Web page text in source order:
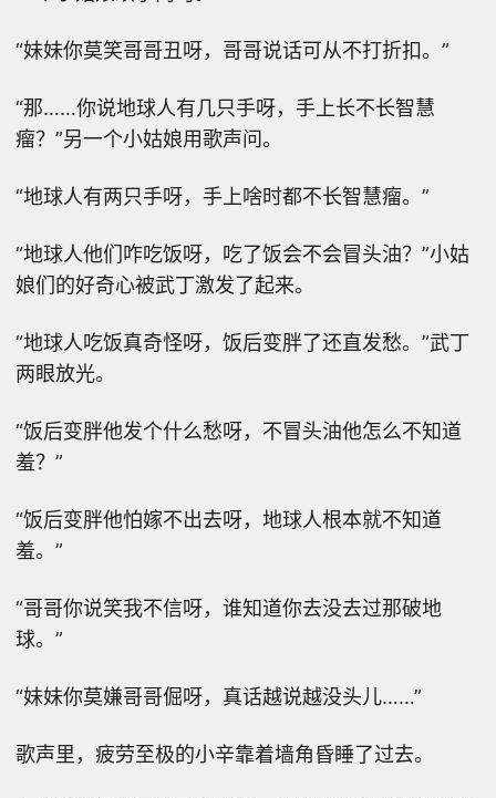
“妹妹你莫笑哥哥丑呀，哥哥说话可从不打折扣。”
“那……你说地球人有几只手呀，手上长不长智慧
瘤？”另一个小姑娘用歌声问。
“地球人有两只手呀，手上啥时都不长智慧瘤。”
“地球人他们咋吃饭呀，吃了饭会不会冒头油？”小姑
娘们的好奇心被武丁激发了起来。
“地球人吃饭真奇怪呀，饭后变胖了还直发愁。”武丁
两眼放光。
“饭后变胖他发个什么愁呀，不冒头油他怎么不知道
羞？”
“饭后变胖他怕嫁不出去呀，地球人根本就不知道
羞。”
“哥哥你说笑我不信呀，谁知道你去没去过那破地
球。”
“妹妹你莫嫌哥哥倔呀，真话越说越没头儿……”
歌声里，疲劳至极的小辛靠着墙角昏睡了过去。